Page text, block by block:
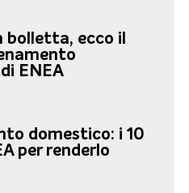
bolletta, ecco il
ENEA
domestico: i 10
per renderlo